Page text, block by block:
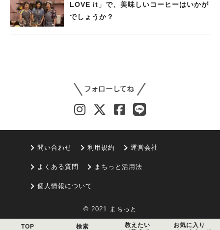
LOVE it」で、美味しいコーヒーはいかが
でしょうか？
問い合わせ 利用規約 運営会社
よくある質問 まちっと活用法
個人情報について
© 2021 まちっと
TOP 検索
教えたい
お気に入り